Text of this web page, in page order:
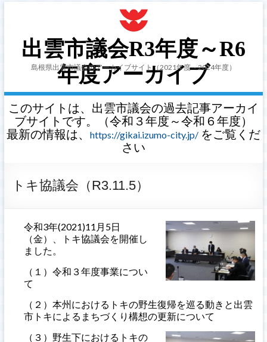
出雲市議会R3年度～R6
年度アーカイブ
島根県出雲市議会のアーカイブサイト（2021年度～2024年度）
このサイトは、出雲市議会の過去記事アーカイ
ブサイトです。（令和３年度～令和６年度）
最新の情報は、
https://gikai.izumo-city.jp/をご覧くだ
さい
トキ協議会（R3.11.5）
令和3年(2021)11月5日
（金）、トキ協議会を開催し
ました。
（１）令和３年度事業につい
て
（２）本州におけるトキの野生復帰を巡る動きと出雲
市トキによるまちづくり構想の更新について
（３）野生下におけるトキの